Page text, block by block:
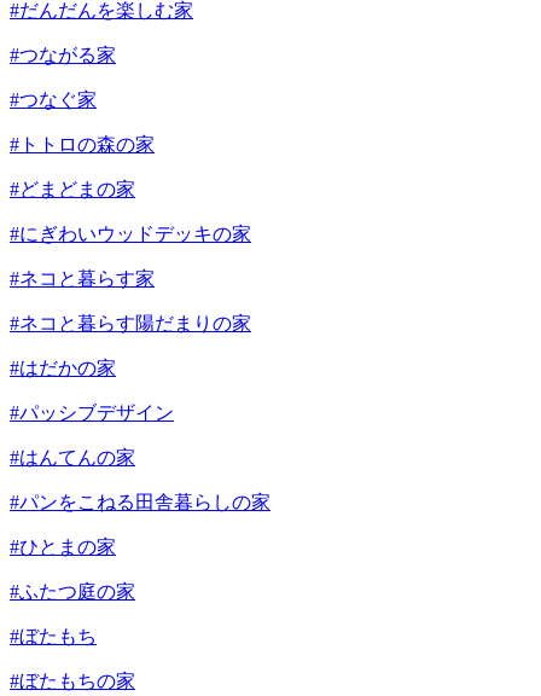
#だんだんを楽しむ家
#つながる家
#つなぐ家
#トトロの森の家
#どまどまの家
#にぎわいウッドデッキの家
#ネコと暮らす家
#ネコと暮らす陽だまりの家
#はだかの家
#パッシブデザイン
#はんてんの家
#パンをこねる田舎暮らしの家
#ひとまの家
#ふたつ庭の家
#ぼたもち
#ぼたもちの家